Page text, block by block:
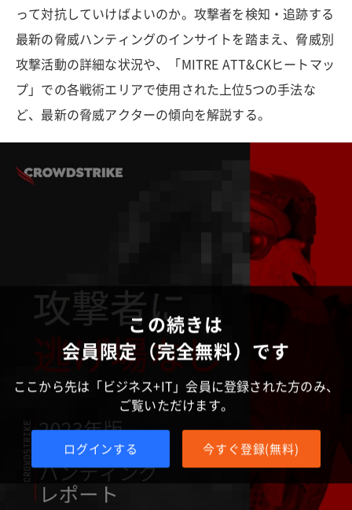
って対抗していけばよいのか。攻撃者を検知・追跡する
最新の脅威ハンティングのインサイトを踏まえ、脅威別
攻撃活動の詳細な状況や、「MITRE ATT&CKヒートマッ
プ」での各戦術エリアで使用された上位5つの手法な
ど、最新の脅威アクターの傾向を解説する。
この続きは
会員限定（完全無料）です
ここから先は「ビジネス+IT」会員に登録された方のみ、
ご覧いただけます。
ログインする 今すぐ登録(無料)